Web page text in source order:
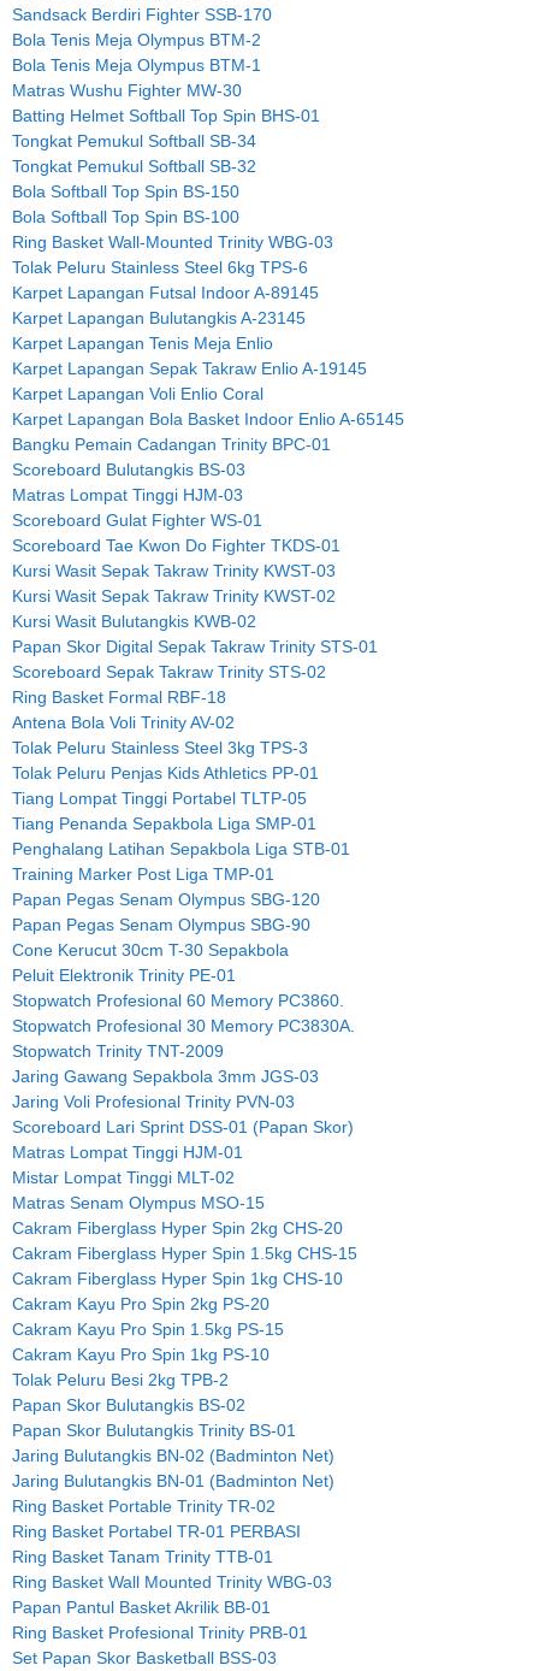
Sandsack Berdiri Fighter SSB-170
Bola Tenis Meja Olympus BTM-2
Bola Tenis Meja Olympus BTM-1
Matras Wushu Fighter MW-30
Batting Helmet Softball Top Spin BHS-01
Tongkat Pemukul Softball SB-34
Tongkat Pemukul Softball SB-32
Bola Softball Top Spin BS-150
Bola Softball Top Spin BS-100
Ring Basket Wall-Mounted Trinity WBG-03
Tolak Peluru Stainless Steel 6kg TPS-6
Karpet Lapangan Futsal Indoor A-89145
Karpet Lapangan Bulutangkis A-23145
Karpet Lapangan Tenis Meja Enlio
Karpet Lapangan Sepak Takraw Enlio A-19145
Karpet Lapangan Voli Enlio Coral
Karpet Lapangan Bola Basket Indoor Enlio A-65145
Bangku Pemain Cadangan Trinity BPC-01
Scoreboard Bulutangkis BS-03
Matras Lompat Tinggi HJM-03
Scoreboard Gulat Fighter WS-01
Scoreboard Tae Kwon Do Fighter TKDS-01
Kursi Wasit Sepak Takraw Trinity KWST-03
Kursi Wasit Sepak Takraw Trinity KWST-02
Kursi Wasit Bulutangkis KWB-02
Papan Skor Digital Sepak Takraw Trinity STS-01
Scoreboard Sepak Takraw Trinity STS-02
Ring Basket Formal RBF-18
Antena Bola Voli Trinity AV-02
Tolak Peluru Stainless Steel 3kg TPS-3
Tolak Peluru Penjas Kids Athletics PP-01
Tiang Lompat Tinggi Portabel TLTP-05
Tiang Penanda Sepakbola Liga SMP-01
Penghalang Latihan Sepakbola Liga STB-01
Training Marker Post Liga TMP-01
Papan Pegas Senam Olympus SBG-120
Papan Pegas Senam Olympus SBG-90
Cone Kerucut 30cm T-30 Sepakbola
Peluit Elektronik Trinity PE-01
Stopwatch Profesional 60 Memory PC3860.
Stopwatch Profesional 30 Memory PC3830A.
Stopwatch Trinity TNT-2009
Jaring Gawang Sepakbola 3mm JGS-03
Jaring Voli Profesional Trinity PVN-03
Scoreboard Lari Sprint DSS-01 (Papan Skor)
Matras Lompat Tinggi HJM-01
Mistar Lompat Tinggi MLT-02
Matras Senam Olympus MSO-15
Cakram Fiberglass Hyper Spin 2kg CHS-20
Cakram Fiberglass Hyper Spin 1.5kg CHS-15
Cakram Fiberglass Hyper Spin 1kg CHS-10
Cakram Kayu Pro Spin 2kg PS-20
Cakram Kayu Pro Spin 1.5kg PS-15
Cakram Kayu Pro Spin 1kg PS-10
Tolak Peluru Besi 2kg TPB-2
Papan Skor Bulutangkis BS-02
Papan Skor Bulutangkis Trinity BS-01
Jaring Bulutangkis BN-02 (Badminton Net)
Jaring Bulutangkis BN-01 (Badminton Net)
Ring Basket Portable Trinity TR-02
Ring Basket Portabel TR-01 PERBASI
Ring Basket Tanam Trinity TTB-01
Ring Basket Wall Mounted Trinity WBG-03
Papan Pantul Basket Akrilik BB-01
Ring Basket Profesional Trinity PRB-01
Set Papan Skor Basketball BSS-03